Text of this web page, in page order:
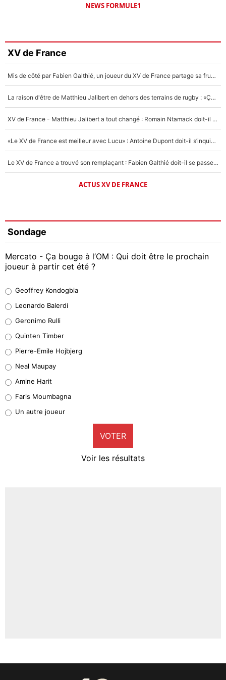
NEWS FORMULE1
XV de France
Mis de côté par Fabien Galthié, un joueur du XV de France partage sa frustration : «ils ne me l’ont pas dit tout de suite»
La raison d'être de Matthieu Jalibert en dehors des terrains de rugby : «Ça m'atteint autant que si tu touches à un membre de ma famille»
XV de France - Matthieu Jalibert a tout changé : Romain Ntamack doit-il s’inquiéter pour sa place à un an de la Coupe du monde ?
«Le XV de France est meilleur avec Lucu» : Antoine Dupont doit-il s’inquiéter pour sa place ?
Le XV de France a trouvé son remplaçant : Fabien Galthié doit-il se passer d'Antoine Dupont ?
ACTUS XV DE FRANCE
Sondage
Mercato - Ça bouge à l’OM : Qui doit être le prochain
joueur à partir cet été ?
38%
32%
5%
1%
9%
Geoffrey Kondogbia
Leonardo Balerdi
Geronimo Rulli
Quinten Timber
Pierre-Emile Hojbjerg
Neal Maupay
Amine Harit
Faris Moumbagna
Un autre joueur
VOTER
Voir les résultats